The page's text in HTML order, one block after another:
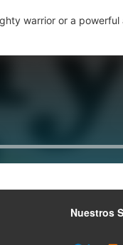
warrior or a
Nuestros